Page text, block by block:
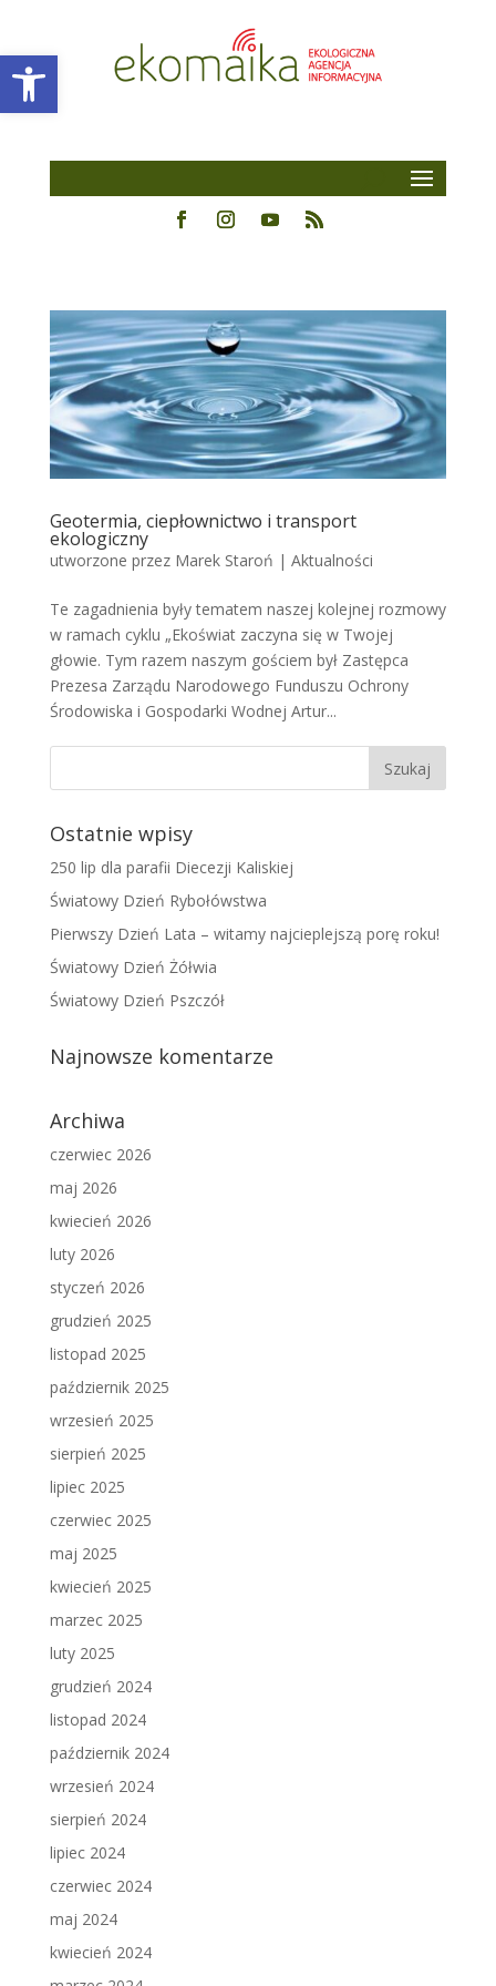
Open toolbar
Geotermia, ciepłownictwo i transport
ekologiczny
utworzone przez Marek Staroń | Aktualności
Te zagadnienia były tematem naszej kolejnej rozmowy
w ramach cyklu „Ekoświat zaczyna się w Twojej
głowie. Tym razem naszym gościem był Zastępca
Prezesa Zarządu Narodowego Funduszu Ochrony
Środowiska i Gospodarki Wodnej Artur...
Ostatnie wpisy
250 lip dla parafii Diecezji Kaliskiej
Światowy Dzień Rybołówstwa
Pierwszy Dzień Lata – witamy najcieplejszą porę roku!
Światowy Dzień Żółwia
Światowy Dzień Pszczół
Najnowsze komentarze
Archiwa
czerwiec 2026
maj 2026
kwiecień 2026
luty 2026
styczeń 2026
grudzień 2025
listopad 2025
październik 2025
wrzesień 2025
sierpień 2025
lipiec 2025
czerwiec 2025
maj 2025
kwiecień 2025
marzec 2025
luty 2025
grudzień 2024
listopad 2024
październik 2024
wrzesień 2024
sierpień 2024
lipiec 2024
czerwiec 2024
maj 2024
kwiecień 2024